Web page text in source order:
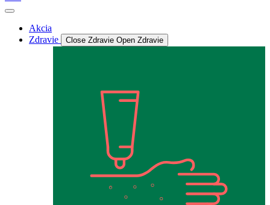
Akcia
Zdravie
Close Zdravie Open Zdravie